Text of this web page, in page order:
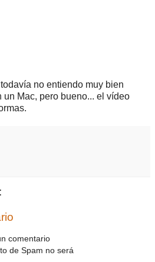
no entiendo muy bien
Mac, pero bueno... el vídeo
comentario
de Spam no será